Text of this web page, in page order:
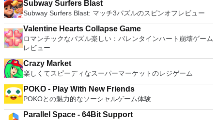
Subway Surfers Blast
Subway Surfers Blast: マッチ3パズルのスピンオフレビュー
Valentine Hearts Collapse Game
ロマンチックなパズル楽しい：バレンタインハート崩壊ゲーム
レビュー
Crazy Market
楽しくてスピーディなスーパーマーケットのレジゲーム
POKO - Play With New Friends
POKOとの魅力的なソーシャルゲーム体験
Parallel Space - 64Bit Support